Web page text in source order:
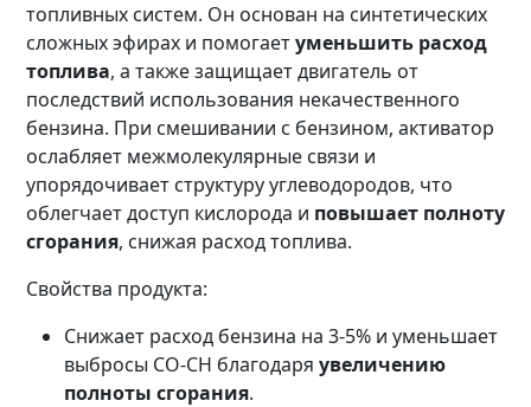
топливных систем. Он основан на синтетических
сложных эфирах и помогаетуменьшить расход
топлива, а также защищает двигатель от
последствий использования некачественного
бензина. При смешивании с бензином, активатор
ослабляет межмолекулярные связи и
упорядочивает структуру углеводородов, что
облегчает доступ кислорода и повышает полноту
сгорания, снижая расход топлива.
Свойства продукта:
Снижает расход бензина на 3-5% и уменьшает
выбросы CO-CH благодаря увеличению
полноты сгорания.